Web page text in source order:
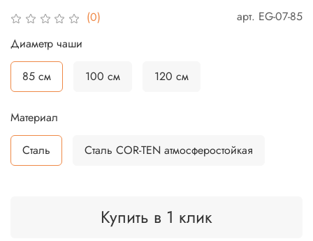
(0) арт. EG-07-85
Купить в 1 клик
Диаметр чаши
85 см 100 см 120 см
Материал
Сталь Сталь COR-TEN атмосферостойкая